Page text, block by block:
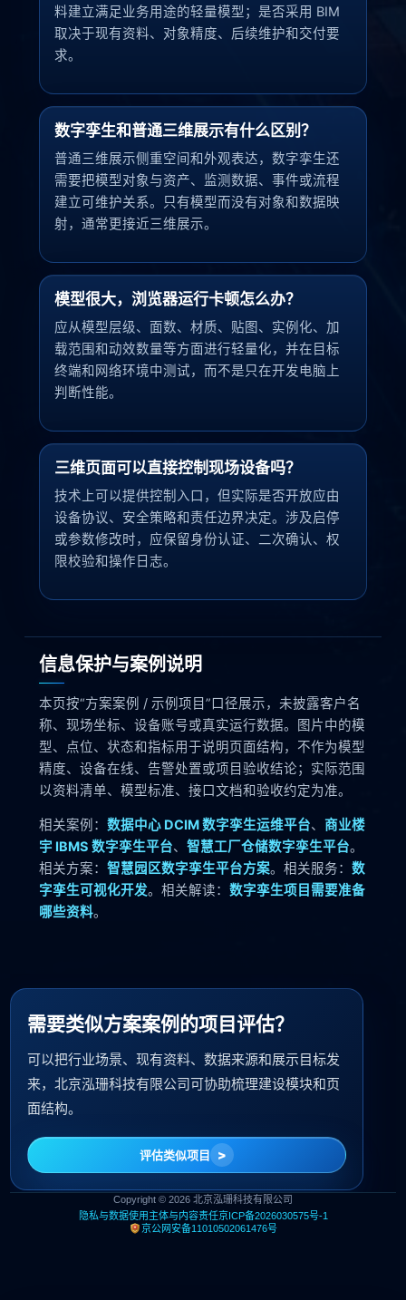
料建立满足业务用途的轻量模型；是否采用 BIM
取决于现有资料、对象精度、后续维护和交付要
求。
数字孪生和普通三维展示有什么区别？
普通三维展示侧重空间和外观表达，数字孪生还
需要把模型对象与资产、监测数据、事件或流程
建立可维护关系。只有模型而没有对象和数据映
射，通常更接近三维展示。
模型很大，浏览器运行卡顿怎么办？
应从模型层级、面数、材质、贴图、实例化、加
载范围和动效数量等方面进行轻量化，并在目标
终端和网络环境中测试，而不是只在开发电脑上
判断性能。
三维页面可以直接控制现场设备吗？
技术上可以提供控制入口，但实际是否开放应由
设备协议、安全策略和责任边界决定。涉及启停
或参数修改时，应保留身份认证、二次确认、权
限校验和操作日志。
信息保护与案例说明
本页按“方案案例 / 示例项目”口径展示，未披露客户名
称、现场坐标、设备账号或真实运行数据。图片中的模
型、点位、状态和指标用于说明页面结构，不作为模型
精度、设备在线、告警处置或项目验收结论；实际范围
以资料清单、模型标准、接口文档和验收约定为准。
相关案例： 数据中心 DCIM 数字孪生运维平台、 商业楼
宇 IBMS 数字孪生平台、 智慧工厂仓储数字孪生平台。
相关方案： 智慧园区数字孪生平台方案。相关服务： 数
字孪生可视化开发。相关解读： 数字孪生项目需要准备
哪些资料。
需要类似方案案例的项目评估？
可以把行业场景、现有资料、数据来源和展示目标发
来，北京泓珊科技有限公司可协助梳理建设模块和页
面结构。
评估类似项目
Copyright © 2026 北京泓珊科技有限公司
隐私与数据使用 主体与内容责任京ICP备2026030575号-1
京公网安备11010502061476号